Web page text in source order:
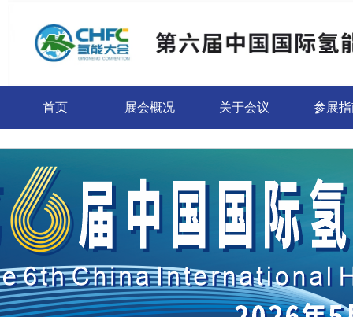
首页 展会概况 关于会议 参展